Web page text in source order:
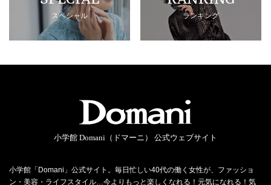
スペシャル ランキング
小学館 Domani（ドマーニ） 公式ウェブサイト
小学館「Domani」公式サイト。毎日忙しい40代の働く女性が、ファッショ
ン・美容・ライフスタイル…今よりもっと楽しくなれる！元気になれる！気